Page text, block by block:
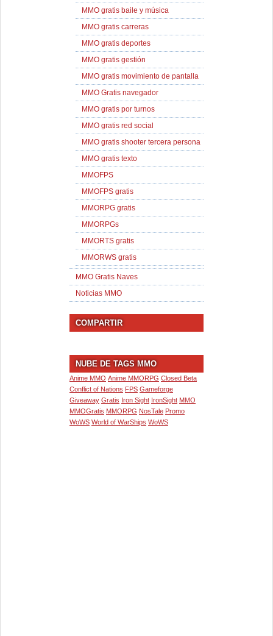
MMO gratis baile y música
MMO gratis carreras
MMO gratis deportes
MMO gratis gestión
MMO gratis movimiento de pantalla
MMO Gratis navegador
MMO gratis por turnos
MMO gratis red social
MMO gratis shooter tercera persona
MMO gratis texto
MMOFPS
MMOFPS gratis
MMORPG gratis
MMORPGs
MMORTS gratis
MMORWS gratis
MMO Gratis Naves
Noticias MMO
COMPARTIR
NUBE DE TAGS MMO
Anime MMO Anime MMORPG Closed Beta
Conflict of Nations FPS Gameforge
Giveaway Gratis Iron Sight IronSight MMO
MMOGratis MMORPG NosTale Promo
WoWS World of WarShips WoWS